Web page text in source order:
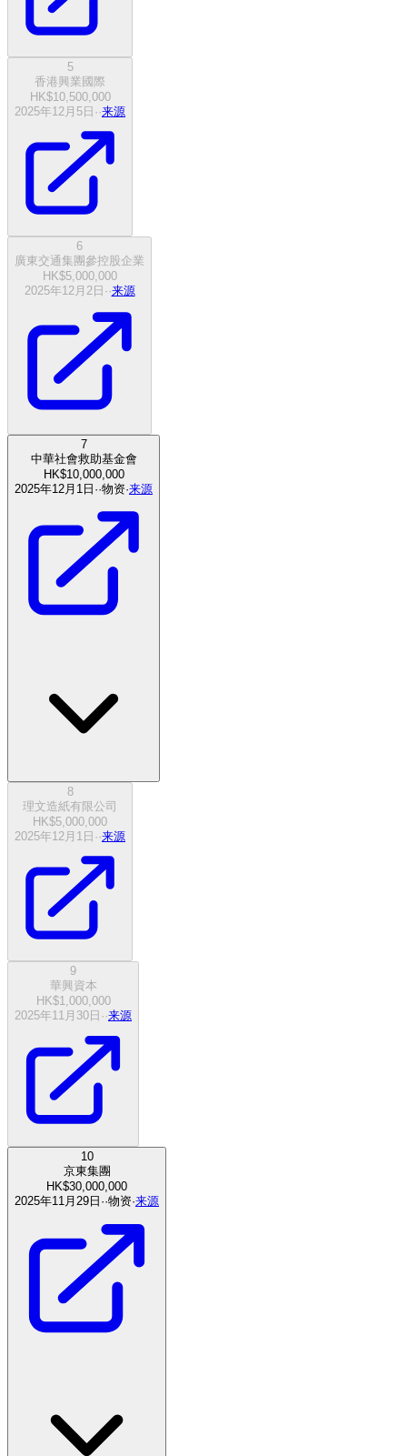
5
香港興業國際
HK$10,500,000
2025年12月5日 ··来源
6
廣東交通集團參控股企業
HK$5,000,000
2025年12月2日 ··来源
7
中華社會救助基金會
HK$10,000,000
2025年12月1日 ··物资·来源
8
理文造紙有限公司
HK$5,000,000
2025年12月1日 ··来源
9
華興資本
HK$1,000,000
2025年11月30日 ··来源
10
京東集團
HK$30,000,000
2025年11月29日 ··物资·来源